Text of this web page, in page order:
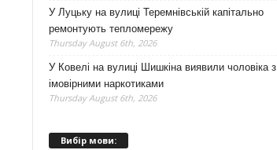
У Луцьку на вулиці Теремнівській капітально
ремонтують тепломережу
Thursday August 6th, 2026
У Ковелі на вулиці Шишкіна виявили чоловіка з
імовірними наркотиками
Thursday August 6th, 2026
Вибір мови: